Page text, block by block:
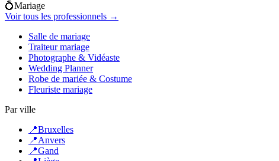
💍Mariage
Voir tous les professionnels →
Salle de mariage
Traiteur mariage
Photographe & Vidéaste
Wedding Planner
Robe de mariée & Costume
Fleuriste mariage
Par ville
📍Bruxelles
📍Anvers
📍Gand